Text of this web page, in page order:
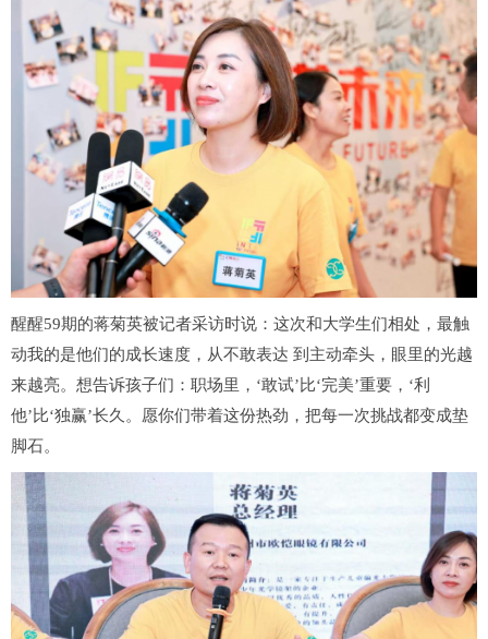
醒醒59期的蒋菊英被记者采访时说：这次和大学生们相处，最触
动我的是他们的成长速度，从不敢表达 到主动牵头，眼里的光越
来越亮。想告诉孩子们：职场里，‘敢试’比‘完美’重要，‘利
他’比‘独赢’长久。愿你们带着这份热劲，把每一次挑战都变成垫
脚石。